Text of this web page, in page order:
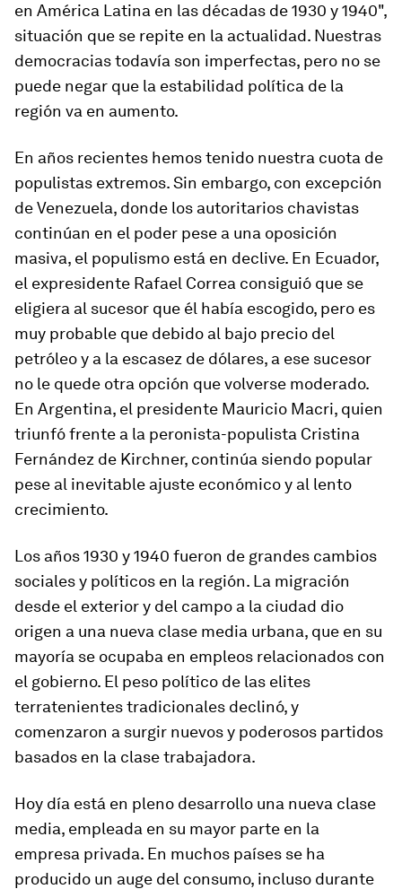
en América Latina en las décadas de 1930 y 1940",
situación que se repite en la actualidad. Nuestras
democracias todavía son imperfectas, pero no se
puede negar que la estabilidad política de la
región va en aumento.
En años recientes hemos tenido nuestra cuota de
populistas extremos. Sin embargo, con excepción
de Venezuela, donde los autoritarios chavistas
continúan en el poder pese a una oposición
masiva, el populismo está en declive. En Ecuador,
el expresidente Rafael Correa consiguió que se
eligiera al sucesor que él había escogido, pero es
muy probable que debido al bajo precio del
petróleo y a la escasez de dólares, a ese sucesor
no le quede otra opción que volverse moderado.
En Argentina, el presidente Mauricio Macri, quien
triunfó frente a la peronista-populista Cristina
Fernández de Kirchner, continúa siendo popular
pese al inevitable ajuste económico y al lento
crecimiento.
Los años 1930 y 1940 fueron de grandes cambios
sociales y políticos en la región. La migración
desde el exterior y del campo a la ciudad dio
origen a una nueva clase media urbana, que en su
mayoría se ocupaba en empleos relacionados con
el gobierno. El peso político de las elites
terratenientes tradicionales declinó, y
comenzaron a surgir nuevos y poderosos partidos
basados en la clase trabajadora.
Hoy día está en pleno desarrollo una nueva clase
media, empleada en su mayor parte en la
empresa privada. En muchos países se ha
producido un auge del consumo, incluso durante